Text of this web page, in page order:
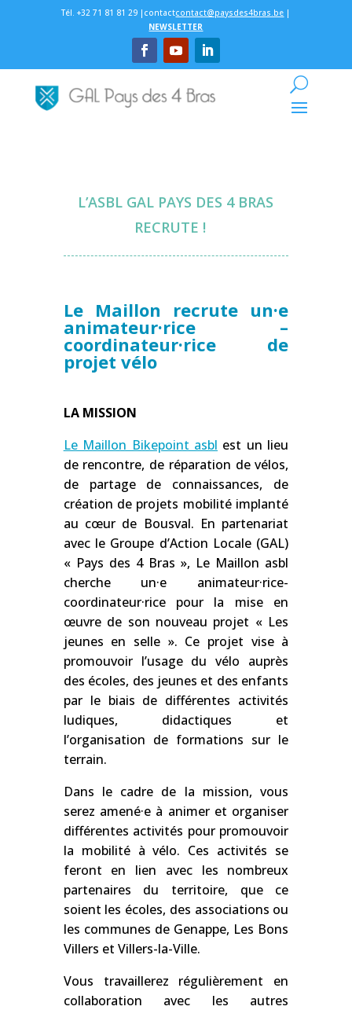
Tél. +32 71 81 81 29 |contactcontact@paysdes4bras.be |
NEWSLETTER
L’ASBL GAL PAYS DES 4 BRAS
RECRUTE !
Le Maillon recrute un·e
animateur·rice –
coordinateur·rice de
projet vélo
LA MISSION
Le Maillon Bikepoint asbl est un lieu
de rencontre, de réparation de vélos,
de partage de connaissances, de
création de projets mobilité implanté
au cœur de Bousval. En partenariat
avec le Groupe d’Action Locale (GAL)
« Pays des 4 Bras », Le Maillon asbl
cherche un·e animateur·rice-
coordinateur·rice pour la mise en
œuvre de son nouveau projet « Les
jeunes en selle ». Ce projet vise à
promouvoir l’usage du vélo auprès
des écoles, des jeunes et des enfants
par le biais de différentes activités
ludiques, didactiques et
l’organisation de formations sur le
terrain.
Dans le cadre de la mission, vous
serez amené·e à animer et organiser
différentes activités pour promouvoir
la mobilité à vélo. Ces activités se
feront en lien avec les nombreux
partenaires du territoire, que ce
soient les écoles, des associations ou
les communes de Genappe, Les Bons
Villers et Villers-la-Ville.
Vous travaillerez régulièrement en
collaboration avec les autres